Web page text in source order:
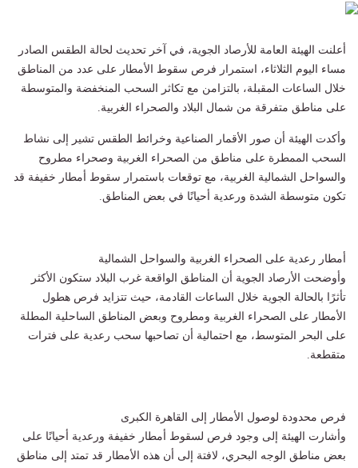
أعلنت الهيئة العامة للأرصاد الجوية، في آخر تحديث لحالة الطقس الصادر
مساء اليوم الثلاثاء، استمرار فرص سقوط الأمطار على عدد من المناطق
خلال الساعات المقبلة، بالتزامن مع تكاثر السحب المنخفضة والمتوسطة
على مناطق متفرقة من شمال البلاد والصحراء الغربية.
وأكدت الهيئة أن صور الأقمار الصناعية وخرائط الطقس تشير إلى نشاط
السحب الممطرة على مناطق من الصحراء الغربية وصحراء مطروح
والسواحل الشمالية الغربية، مع توقعات باستمرار سقوط أمطار خفيفة قد
تكون متوسطة الشدة ورعدية أحيانًا في بعض المناطق.
أمطار رعدية على الصحراء الغربية والسواحل الشمالية
وأوضحت الأرصاد الجوية أن المناطق الواقعة غرب البلاد ستكون الأكثر
تأثرًا بالحالة الجوية خلال الساعات القادمة، حيث تتزايد فرص هطول
الأمطار على الصحراء الغربية ومطروح وبعض المناطق الساحلية المطلة
على البحر المتوسط، مع احتمالية أن تصاحبها سحب رعدية على فترات
متقطعة.
فرص محدودة لوصول الأمطار إلى القاهرة الكبرى
وأشارت الهيئة إلى وجود فرص لسقوط أمطار خفيفة ورعدية أحيانًا على
بعض مناطق الوجه البحري، لافتة إلى أن هذه الأمطار قد تمتد إلى مناطق